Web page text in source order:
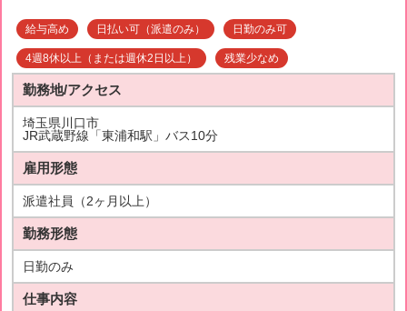
給与高め 日払い可（派遣のみ） 日勤のみ可
4週8休以上（または週休2日以上） 残業少なめ
勤務地/アクセス
埼玉県川口市
JR武蔵野線「東浦和駅」バス10分
雇用形態
派遣社員（2ヶ月以上）
勤務形態
日勤のみ
仕事内容